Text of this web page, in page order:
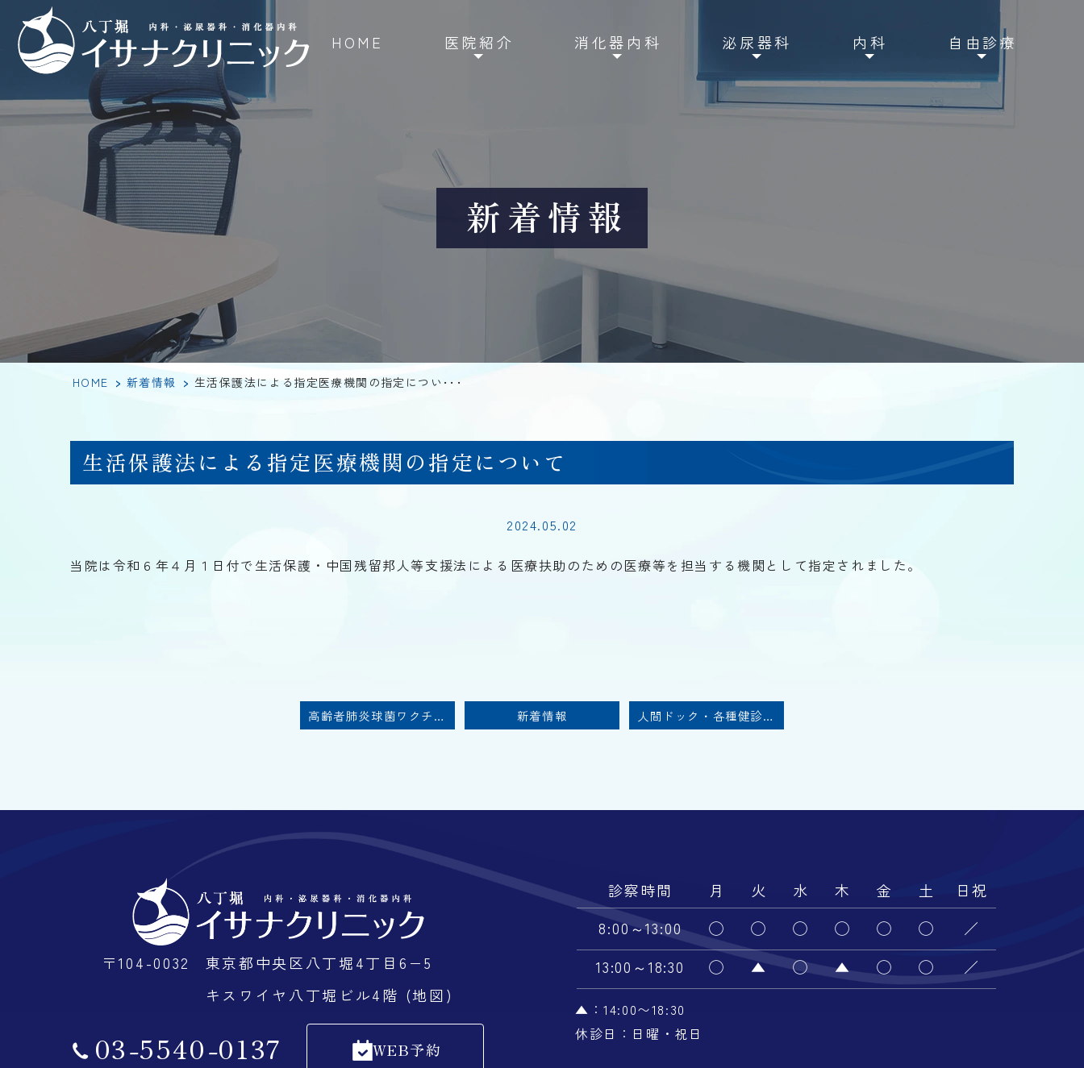
生
活
保
に
よ
HOME 医院紹介 消化器内科 泌尿器科 内科 自由診療
新着情報
HOME > 新着情報 > 生活保護法による指定医療機関の指定につい･･･
生活保護法による指定医療機関の指定について
2024.05.02
当院は令和６年４月１日付で生活保護・中国残留邦人等支援法による医療扶助のための医療等を担当する機関として指定されました。
高齢者肺炎球菌ワクチン予防接種のお知らせ 新着情報 人間ドック・各種健診について
〒104-0032
東京都中央区八丁堀4丁目6−5
キスワイヤ八丁堀ビル4階 (地図)
03-5540-0137 WEB予約
診察時間 月 火 水 木 金 土
日祝
8:00～13:00
◯ ◯ ◯ ◯ ◯ ◯
／
13:00～18:30
◯ ▲ ◯ ▲ ◯ ◯ ／
▲：14:00〜18:30
休診日：日曜・祝日